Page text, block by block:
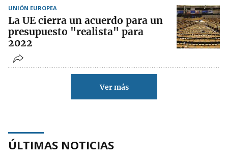
UNIÓN EUROPEA
La UE cierra un acuerdo para un
presupuesto "realista" para
2022
Ver más
ÚLTIMAS NOTICIAS